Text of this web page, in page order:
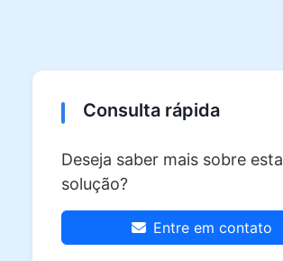
Consulta rápida
Deseja saber mais sobre esta
solução?
Entre em contato